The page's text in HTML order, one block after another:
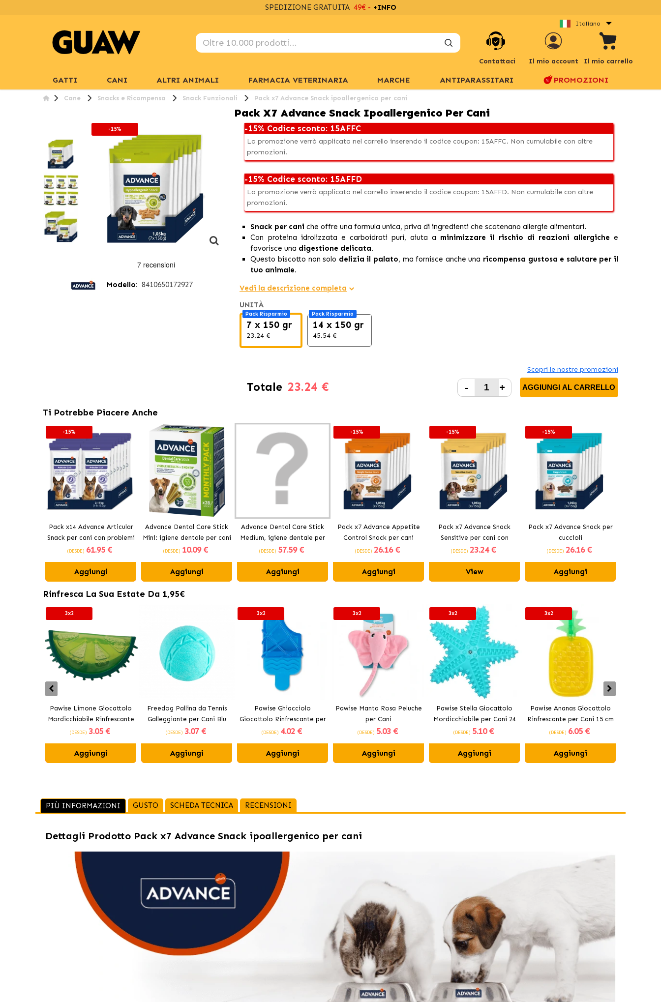
SPEDIZIONE GRATUITA 49€ - +INFO
Italiano
Contattaci Il mio account Il mio carrello
GATTI CANI ALTRI ANIMALI FARMACIA VETERINARIA MARCHE ANTIPARASSITARI PROMOZIONI
Cane Snacks e Ricompensa Snack Funzionali Pack x7 Advance Snack ipoallergenico per cani
Pack X7 Advance Snack Ipoallergenico Per Cani
-15%
Modello: 8410650172927
-15% Codice sconto: 15AFFC
La promozione verrà applicata nel carrello inserendo il codice coupon: 15AFFC. Non cumulabile con altre
promozioni.
-15% Codice sconto: 15AFFD
La promozione verrà applicata nel carrello inserendo il codice coupon: 15AFFD. Non cumulabile con altre
promozioni.
Snack per cani che offre una formula unica, priva di ingredienti che scatenano allergie alimentari.
Con proteina idrolizzata e carboidrati puri, aiuta a minimizzare il rischio di reazioni allergiche e
favorisce una digestione delicata.
Questo biscotto non solo delizia il palato, ma fornisce anche una ricompensa gustosa e salutare per il
tuo animale.
Vedi la descrizione completa
UNITÀ
Pack Risparmio
7 x 150 gr
23.24 €
Pack Risparmio
14 x 150 gr
45.54 €
Scopri le nostre promozioni
Totale 23.24 € - + AGGIUNGI AL CARRELLO
Ti Potrebbe Piacere Anche
-15%
Pack x14 Advance Articular
Snack per cani con problemi
articolari
(DESDE) 61.95 €
Aggiungi
Advance Dental Care Stick
Mini: igiene dentale per cani
(DESDE) 10.09 €
Aggiungi
Advance Dental Care Stick
Medium, igiene dentale per
cani
(DESDE) 57.59 €
Aggiungi
-15%
Pack x7 Advance Appetite
Control Snack per cani
(DESDE) 26.16 €
Aggiungi
-15%
Pack x7 Advance Snack
Sensitive per cani con
digestioni sensibili
(DESDE) 23.24 €
View
-15%
Pack x7 Advance Snack per
cuccioli
(DESDE) 26.16 €
Aggiungi
Rinfresca La Sua Estate Da 1,95€
3x2
Pawise Limone Giocattolo
Mordicchiabile Rinfrescante
per Cani 12 cm
(DESDE) 3.05 €
Aggiungi
Freedog Pallina da Tennis
Galleggiante per Cani Blu
(DESDE) 3.07 €
Aggiungi
3x2
Pawise Ghiacciolo
Giocattolo Rinfrescante per
Cani
(DESDE) 4.02 €
Aggiungi
3x2
Pawise Manta Rosa Peluche
per Cani
(DESDE) 5.03 €
Aggiungi
3x2
Pawise Stella Giocattolo
Mordicchiabile per Cani 24
cm
(DESDE) 5.10 €
Aggiungi
3x2
Pawise Ananas Giocattolo
Rinfrescante per Cani 15 cm
(DESDE) 6.05 €
Aggiungi
PIÙ INFORMAZIONI GUSTO SCHEDA TECNICA RECENSIONI
Dettagli Prodotto Pack x7 Advance Snack ipoallergenico per cani